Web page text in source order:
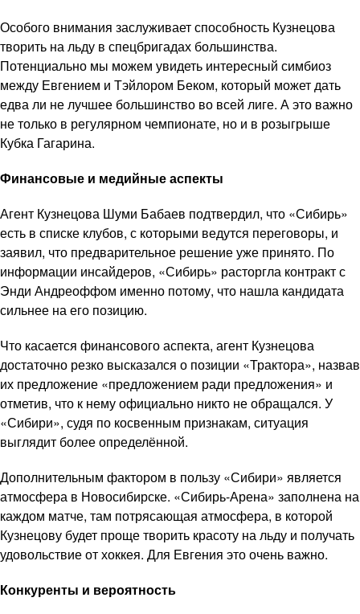
Особого внимания заслуживает способность Кузнецова
творить на льду в спецбригадах большинства.
Потенциально мы можем увидеть интересный симбиоз
между Евгением и Тэйлором Беком, который может дать
едва ли не лучшее большинство во всей лиге. А это важно
не только в регулярном чемпионате, но и в розыгрыше
Кубка Гагарина.
Финансовые и медийные аспекты
Агент Кузнецова Шуми Бабаев подтвердил, что «Сибирь»
есть в списке клубов, с которыми ведутся переговоры, и
заявил, что предварительное решение уже принято. По
информации инсайдеров, «Сибирь» расторгла контракт с
Энди Андреоффом именно потому, что нашла кандидата
сильнее на его позицию.
Что касается финансового аспекта, агент Кузнецова
достаточно резко высказался о позиции «Трактора», назвав
их предложение «предложением ради предложения» и
отметив, что к нему официально никто не обращался. У
«Сибири», судя по косвенным признакам, ситуация
выглядит более определённой.
Дополнительным фактором в пользу «Сибири» является
атмосфера в Новосибирске. «Сибирь-Арена» заполнена на
каждом матче, там потрясающая атмосфера, в которой
Кузнецову будет проще творить красоту на льду и получать
удовольствие от хоккея. Для Евгения это очень важно.
Конкуренты и вероятность